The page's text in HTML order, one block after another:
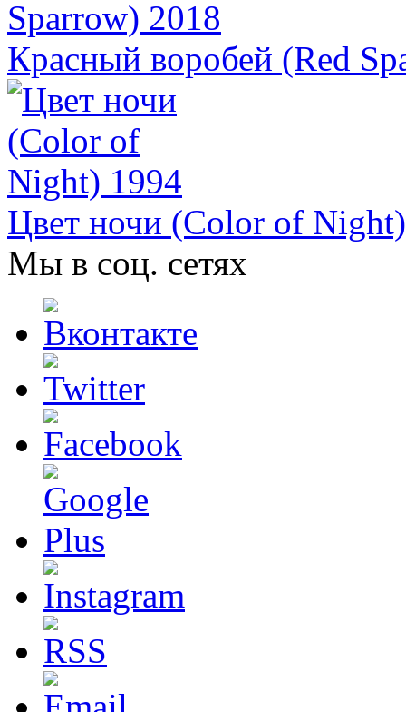
Красный воробей (Red
Цвет ночи (Color of
Мы в соц. сетях